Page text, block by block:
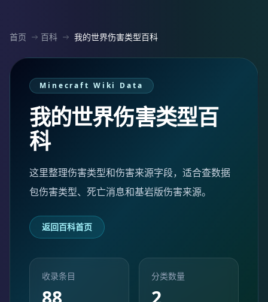
首页 百科 我的世界伤害类型百科
Minecraft Wiki Data
我的世界伤害类型百
科
这里整理伤害类型和伤害来源字段，适合查数据
包伤害类型、死亡消息和基岩版伤害来源。
返回百科首页
收录条目 分类数量